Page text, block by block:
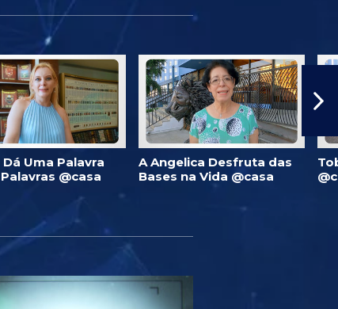
Uma Palavra
@casa
A Angelica Desfruta das
Bases na Vida @casa